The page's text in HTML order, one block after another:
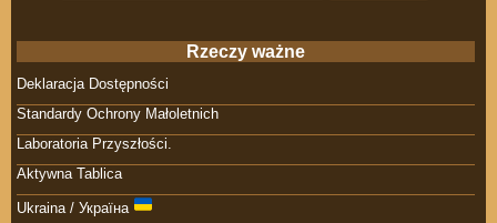
Rzeczy ważne
Deklaracja Dostępności
Standardy Ochrony Małoletnich
Laboratoria Przyszłości.
Aktywna Tablica
Ukraina / Україна